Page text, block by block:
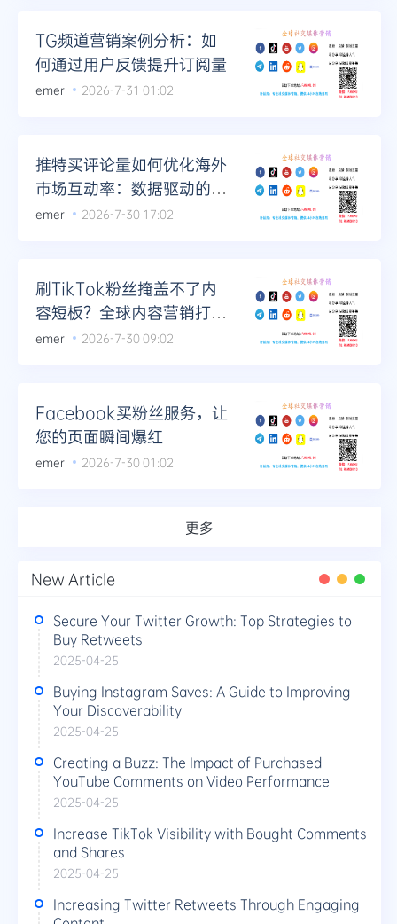
TG频道营销案例分析：如
何通过用户反馈提升订阅量
emer 2026-7-31 01:02
推特买评论量如何优化海外
市场互动率：数据驱动的社
交媒体增长策略
emer 2026-7-30 17:02
刷TikTok粉丝掩盖不了内
容短板？全球内容营销打造
品牌长期资产
emer 2026-7-30 09:02
Facebook买粉丝服务，让
您的页面瞬间爆红
emer 2026-7-30 01:02
更多
New Article
Secure Your Twitter Growth: Top Strategies to
Buy Retweets
2025-04-25
Buying Instagram Saves: A Guide to Improving
Your Discoverability
2025-04-25
Creating a Buzz: The Impact of Purchased
YouTube Comments on Video Performance
2025-04-25
Increase TikTok Visibility with Bought Comments
and Shares
2025-04-25
Increasing Twitter Retweets Through Engaging